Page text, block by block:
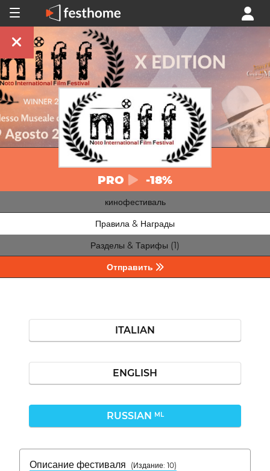
PRO -18%
кинофестиваль
Правила & Награды
Разделы & Тарифы (1)
Отправить
ITALIAN
ENGLISH
RUSSIAN ML
Описание фестиваля
( Издание: 10)